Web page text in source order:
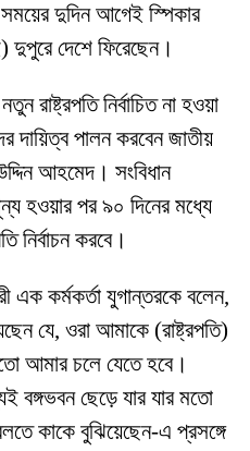
সময়ের দুদিন আগেই স্পিকার
দেশে ফিরেছেন।
রাষ্ট্রপতি নির্বাচিত না হওয়া
দায়িত্ব পালন করবেন জাতীয়
আহমেদ। সংবিধান
হওয়ার পর ৯০ দিনের মধ্যে
নির্বাচন করবে।
এক কর্মকর্তা যুগান্তরকে বলেন,
যে, ওরা আমাকে (রাষ্ট্রপতি)
আমার চলে যেতে হবে।
বঙ্গভবন ছেড়ে যার যার মতো
কাকে বুঝিয়েছেন-এ প্রসঙ্গে